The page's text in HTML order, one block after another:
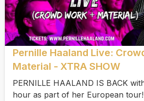
Pernille Haaland Live:
Material - XTRA SHOW
PERNILLE HAALAND IS BACK
hour as part of her European